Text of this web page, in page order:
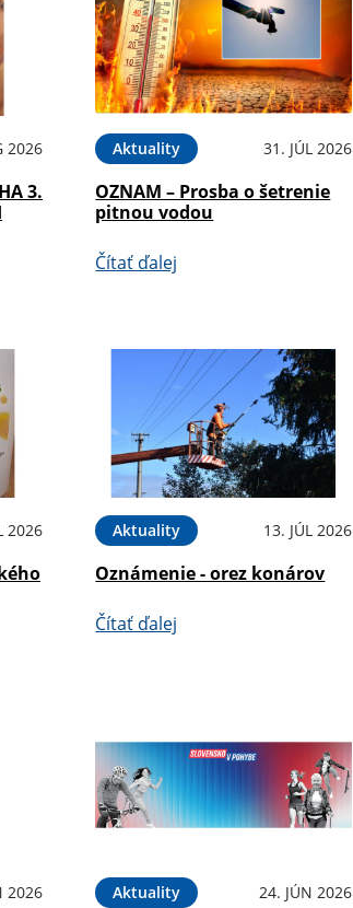
2026
3.
Aktuality 31. JÚL 2026
OZNAM – Prosba o šetrenie
pitnou vodou
Čítať ďalej
2026 Aktuality 13. JÚL 2026
Oznámenie - orez konárov
Čítať ďalej
2026 Aktuality 24. JÚN 2026